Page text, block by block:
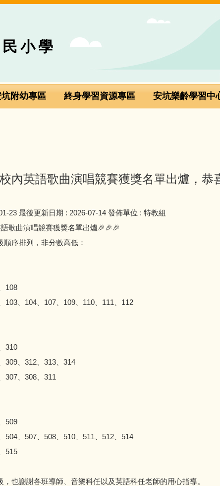
小學
附幼專區 終身學習資源專區 安坑樂齡學習中
內英語歌曲演唱競賽獲獎名單出爐，恭
23 最後更新日期 : 2026-07-14 發佈單位 : 特教組
歌曲演唱競賽獲獎名單出爐🎉🎉🎉
順序排列，非分數高低：
108
103、104、107、109、110、111、112
310
309、312、313、314
307、308、311
509
504、507、508、510、511、512、514
515
，也謝謝各班導師、音樂科任以及英語科任老師的用心指導。